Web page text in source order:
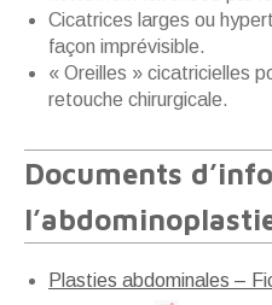
Cicatrices larges ou
façon imprévisible.
« Oreilles » cicatricielles
retouche chirurgicale.
Documents
Plasties abdominales –